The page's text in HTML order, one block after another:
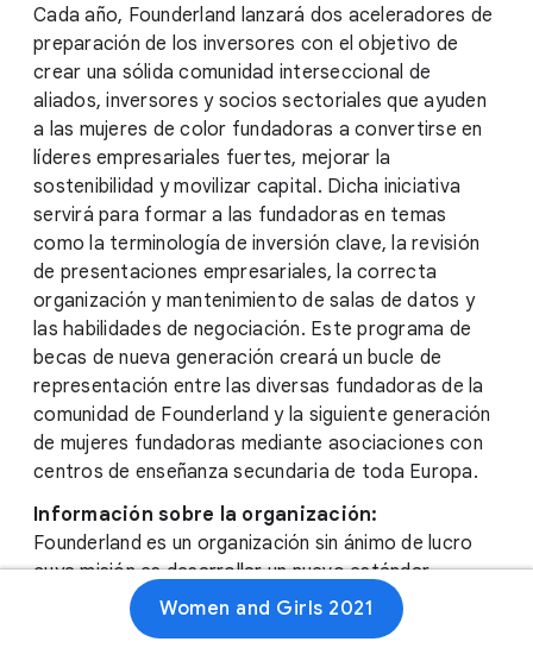
Cada año, Founderland lanzará dos aceleradores de
preparación de los inversores con el objetivo de
crear una sólida comunidad interseccional de
aliados, inversores y socios sectoriales que ayuden
a las mujeres de color fundadoras a convertirse en
líderes empresariales fuertes, mejorar la
sostenibilidad y movilizar capital. Dicha iniciativa
servirá para formar a las fundadoras en temas
como la terminología de inversión clave, la revisión
de presentaciones empresariales, la correcta
organización y mantenimiento de salas de datos y
las habilidades de negociación. Este programa de
becas de nueva generación creará un bucle de
representación entre las diversas fundadoras de la
comunidad de Founderland y la siguiente generación
de mujeres fundadoras mediante asociaciones con
centros de enseñanza secundaria de toda Europa.
Información sobre la organización:
Founderland es un organización sin ánimo de lucro
cuya misión es desarrollar un nuevo estándar
interseccional e inclusivo del emprendimiento en
Europa y el Reino Unido creando una comunidad de
Women and Girls 2021